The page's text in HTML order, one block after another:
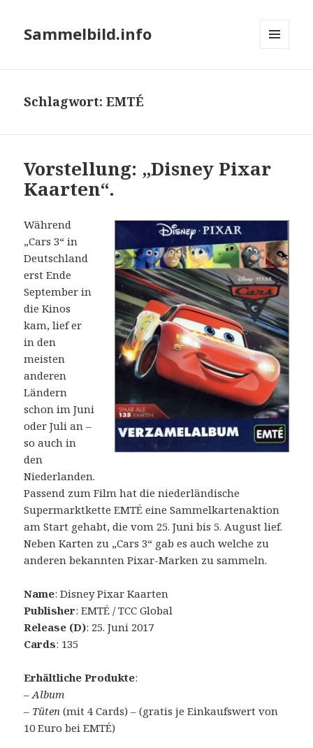
Sammelbild.info
Schlagwort:EMTÉ
Vorstellung: „Disney Pixar
Kaarten“.
Während
„Cars 3“ in
Deutschland
erst Ende
September in
die Kinos
kam, lief er
in den
meisten
anderen
Ländern
schon im Juni
oder Juli an –
so auch in
den
Niederlanden.
Passend zum Film hat die niederländische
Supermarktkette EMTÉ eine Sammelkartenaktion
am Start gehabt, die vom 25. Juni bis 5. August lief.
Neben Karten zu „Cars 3“ gab es auch welche zu
anderen bekannten Pixar-Marken zu sammeln.
Name: Disney Pixar Kaarten
Publisher: EMTÉ / TCC Global
Release (D): 25. Juni 2017
Cards: 135
Erhältliche Produkte:
–Album
– Tüten (mit 4 Cards) – (gratis je Einkaufswert von
10 Euro bei EMTÉ)